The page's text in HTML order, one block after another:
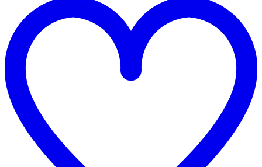
Медплант
ЛЭМ-02/
(3
клинка),
взрослый